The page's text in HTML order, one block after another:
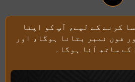
کرنے کے لیے، آپ کو اپنا
فون نمبر بتانا ہوگا، اور
کے ساتھ آنا ہوگا۔